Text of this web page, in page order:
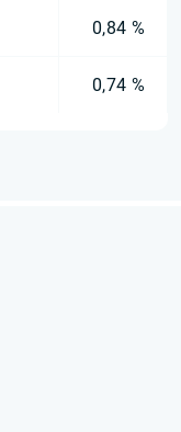
0,84 %
0,74 %